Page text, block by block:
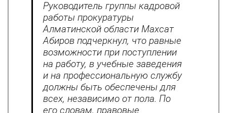
Руководитель группы кадровой
работы прокуратуры
Алматинской области Махсат
Абиров подчеркнул, что равные
возможности при поступлении
на работу, в учебные заведения
и на профессиональную службу
должны быть обеспечены для
всех, независимо от пола. По
его словам, правовые